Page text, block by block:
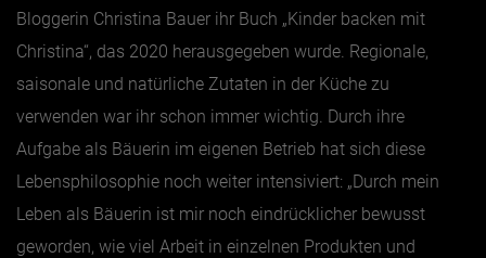
Mai
Juni
Juli
August
September
Bloggerin Christina Bauer ihr Buch „Kinder backen mit
Christina“, das 2020 herausgegeben wurde. Regionale,
saisonale und natürliche Zutaten in der Küche zu
verwenden war ihr schon immer wichtig. Durch ihre
Aufgabe als Bäuerin im eigenen Betrieb hat sich diese
Lebensphilosophie noch weiter intensiviert: „Durch mein
Leben als Bäuerin ist mir noch eindrücklicher bewusst
geworden, wie viel Arbeit in einzelnen Produkten und